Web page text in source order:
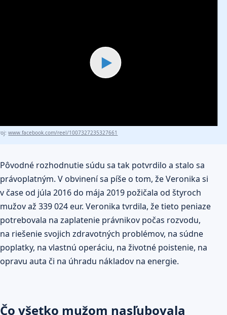
▶
www.facebook.com/reel/1007327235327661
Pôvodné rozhodnutie súdu sa tak potvrdilo a stalo sa
právoplatným. V obvinení sa píše o tom, že Veronika si
v čase od júla 2016 do mája 2019 požičala od štyroch
mužov až 339 024 eur. Veronika tvrdila, že tieto peniaze
potrebovala na zaplatenie právnikov počas rozvodu,
na riešenie svojich zdravotných problémov, na súdne
poplatky, na vlastnú operáciu, na životné poistenie, na
opravu auta či na úhradu nákladov na energie.
Čo všetko mužom nasľubovala